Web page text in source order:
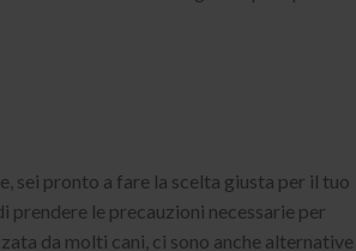
sei pronto a fare la scelta giusta per il tuo
prendere le precauzioni necessarie per
da molti cani, ci sono anche alternative